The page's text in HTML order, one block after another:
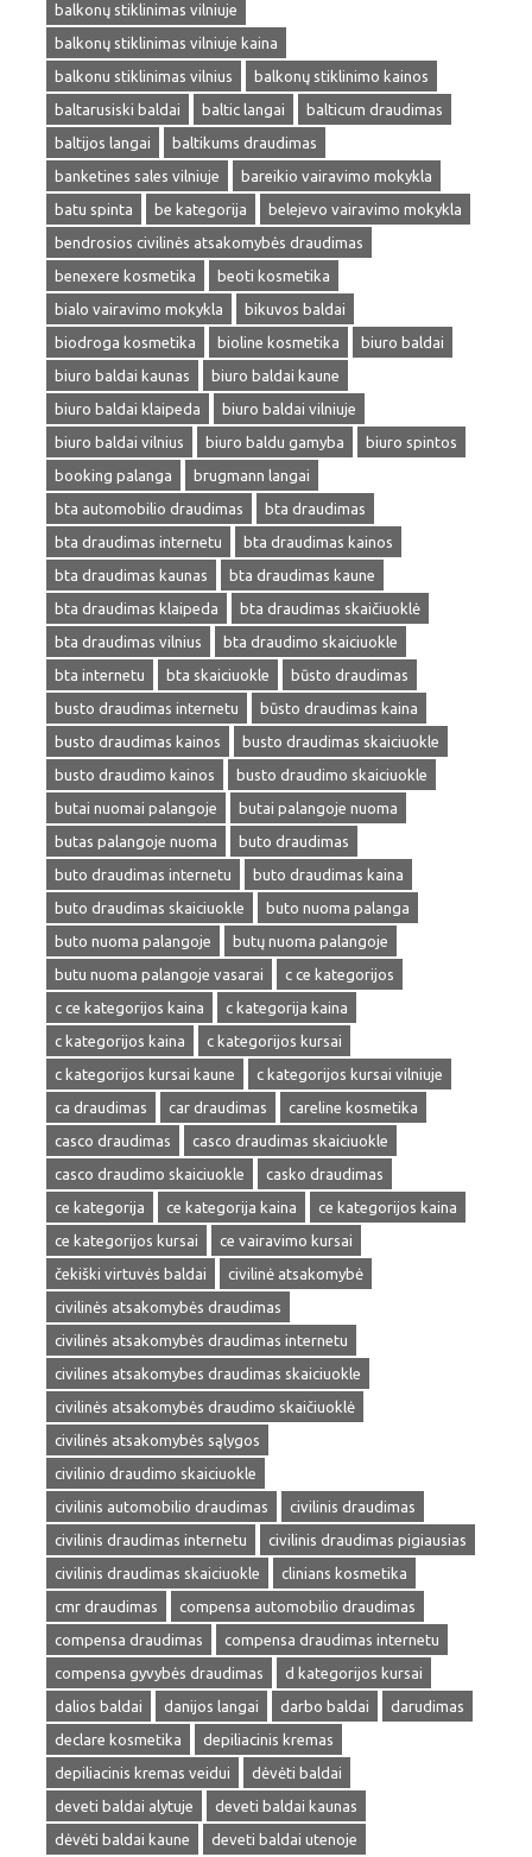
balkonų stiklinimas vilniuje
balkonų stiklinimas vilniuje kaina
balkonu stiklinimas vilnius
balkonų stiklinimo kainos
baltarusiski baldai
baltic langai
balticum draudimas
baltijos langai
baltikums draudimas
banketines sales vilniuje
bareikio vairavimo mokykla
batu spinta
be kategorija
belejevo vairavimo mokykla
bendrosios civilinės atsakomybės draudimas
benexere kosmetika
beoti kosmetika
bialo vairavimo mokykla
bikuvos baldai
biodroga kosmetika
bioline kosmetika
biuro baldai
biuro baldai kaunas
biuro baldai kaune
biuro baldai klaipeda
biuro baldai vilniuje
biuro baldai vilnius
biuro baldu gamyba
biuro spintos
booking palanga
brugmann langai
bta automobilio draudimas
bta draudimas
bta draudimas internetu
bta draudimas kainos
bta draudimas kaunas
bta draudimas kaune
bta draudimas klaipeda
bta draudimas skaičiuoklė
bta draudimas vilnius
bta draudimo skaiciuokle
bta internetu
bta skaiciuokle
būsto draudimas
busto draudimas internetu
būsto draudimas kaina
busto draudimas kainos
busto draudimas skaiciuokle
busto draudimo kainos
busto draudimo skaiciuokle
butai nuomai palangoje
butai palangoje nuoma
butas palangoje nuoma
buto draudimas
buto draudimas internetu
buto draudimas kaina
buto draudimas skaiciuokle
buto nuoma palanga
buto nuoma palangoje
butų nuoma palangoje
butu nuoma palangoje vasarai
c ce kategorijos
c ce kategorijos kaina
c kategorija kaina
c kategorijos kaina
c kategorijos kursai
c kategorijos kursai kaune
c kategorijos kursai vilniuje
ca draudimas
car draudimas
careline kosmetika
casco draudimas
casco draudimas skaiciuokle
casco draudimo skaiciuokle
casko draudimas
ce kategorija
ce kategorija kaina
ce kategorijos kaina
ce kategorijos kursai
ce vairavimo kursai
čekiški virtuvės baldai
civilinė atsakomybė
civilinės atsakomybės draudimas
civilinės atsakomybės draudimas internetu
civilines atsakomybes draudimas skaiciuokle
civilinės atsakomybės draudimo skaičiuoklė
civilinės atsakomybės sąlygos
civilinio draudimo skaiciuokle
civilinis automobilio draudimas
civilinis draudimas
civilinis draudimas internetu
civilinis draudimas pigiausias
civilinis draudimas skaiciuokle
clinians kosmetika
cmr draudimas
compensa automobilio draudimas
compensa draudimas
compensa draudimas internetu
compensa gyvybės draudimas
d kategorijos kursai
dalios baldai
danijos langai darbo baldai
darudimas
declare kosmetika
depiliacinis kremas
depiliacinis kremas veidui
dėvėti baldai
deveti baldai alytuje
deveti baldai kaunas
dėvėti baldai kaune
deveti baldai utenoje